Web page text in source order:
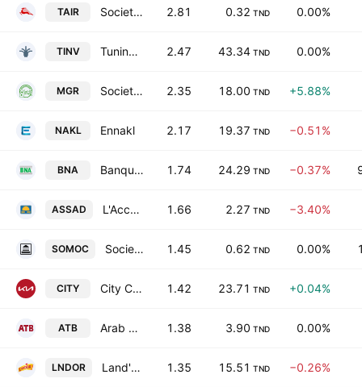
TAIR Societe Tunisienne de l'Air SA 2.81 0.32 TND 0.00%
TINV Tuninvest SICAR SA 2.47 43.34 TND 0.00%
MGR Societe Tunisienne des Marches de Gros SA 2.35 18.00 TND +5.88%
NAKL Ennakl 2.17 19.37 TND −0.51%
BNA Banque Nationale Agricole 1.74 24.29 TND −0.37%
ASSAD L'Accumulateur Tunisien Assad 1.66 2.27 TND −3.40%
SOMOC Societe moderne de ceramique SA 1.45 0.62 TND 0.00%
CITY City Cars SA 1.42 23.71 TND +0.04%
ATB Arab Tunisian Bank SA 1.38 3.90 TND 0.00%
LNDOR Land'Or SA 1.35 15.51 TND −0.26%